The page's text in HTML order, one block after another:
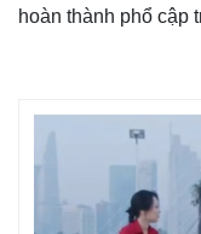
hoàn thành phổ cập